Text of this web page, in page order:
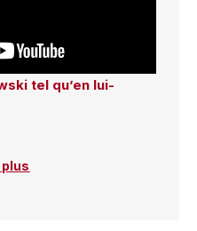
tel qu’en lui-
plus